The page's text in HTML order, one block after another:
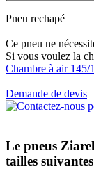
Pneu rechapé
Ce pneu ne
Si vous voulez la
Chambre à air
Demande de devis
Le pneus
tailles